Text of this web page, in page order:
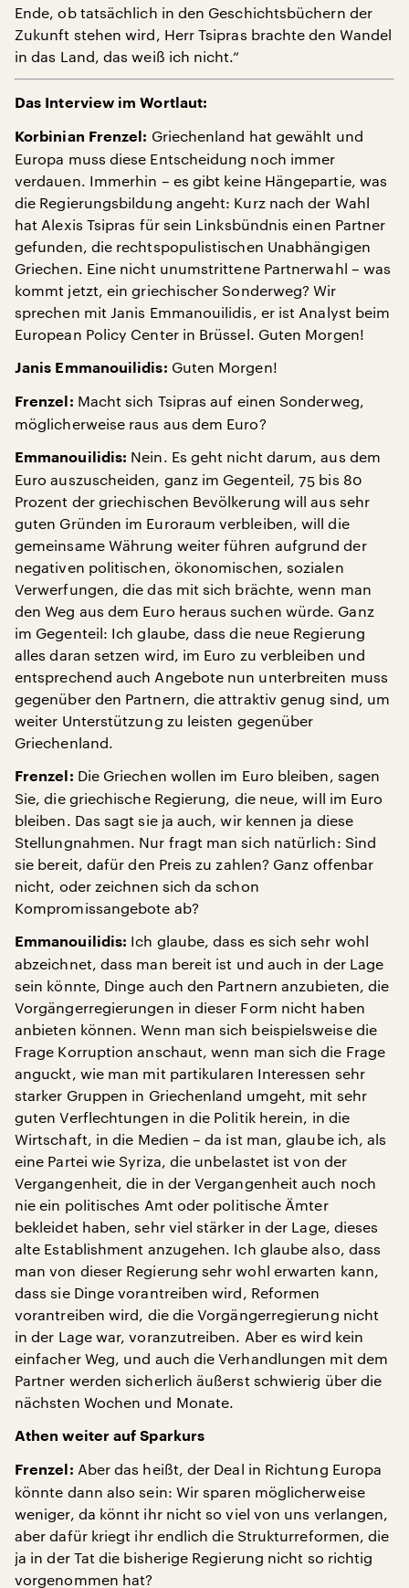
Ende, ob tatsächlich in den Geschichtsbüchern der
Zukunft stehen wird, Herr Tsipras brachte den Wandel
in das Land, das weiß ich nicht.“
Das Interview im Wortlaut:
Korbinian Frenzel: Griechenland hat gewählt und
Europa muss diese Entscheidung noch immer
verdauen. Immerhin – es gibt keine Hängepartie, was
die Regierungsbildung angeht: Kurz nach der Wahl
hat Alexis Tsipras für sein Linksbündnis einen Partner
gefunden, die rechtspopulistischen Unabhängigen
Griechen. Eine nicht unumstrittene Partnerwahl – was
kommt jetzt, ein griechischer Sonderweg? Wir
sprechen mit Janis Emmanouilidis, er ist Analyst beim
European Policy Center in Brüssel. Guten Morgen!
Janis Emmanouilidis: Guten Morgen!
Frenzel: Macht sich Tsipras auf einen Sonderweg,
möglicherweise raus aus dem Euro?
Emmanouilidis: Nein. Es geht nicht darum, aus dem
Euro auszuscheiden, ganz im Gegenteil, 75 bis 80
Prozent der griechischen Bevölkerung will aus sehr
guten Gründen im Euroraum verbleiben, will die
gemeinsame Währung weiter führen aufgrund der
negativen politischen, ökonomischen, sozialen
Verwerfungen, die das mit sich brächte, wenn man
den Weg aus dem Euro heraus suchen würde. Ganz
im Gegenteil: Ich glaube, dass die neue Regierung
alles daran setzen wird, im Euro zu verbleiben und
entsprechend auch Angebote nun unterbreiten muss
gegenüber den Partnern, die attraktiv genug sind, um
weiter Unterstützung zu leisten gegenüber
Griechenland.
Frenzel: Die Griechen wollen im Euro bleiben, sagen
Sie, die griechische Regierung, die neue, will im Euro
bleiben. Das sagt sie ja auch, wir kennen ja diese
Stellungnahmen. Nur fragt man sich natürlich: Sind
sie bereit, dafür den Preis zu zahlen? Ganz offenbar
nicht, oder zeichnen sich da schon
Kompromissangebote ab?
Emmanouilidis: Ich glaube, dass es sich sehr wohl
abzeichnet, dass man bereit ist und auch in der Lage
sein könnte, Dinge auch den Partnern anzubieten, die
Vorgängerregierungen in dieser Form nicht haben
anbieten können. Wenn man sich beispielsweise die
Frage Korruption anschaut, wenn man sich die Frage
anguckt, wie man mit partikularen Interessen sehr
starker Gruppen in Griechenland umgeht, mit sehr
guten Verflechtungen in die Politik herein, in die
Wirtschaft, in die Medien – da ist man, glaube ich, als
eine Partei wie Syriza, die unbelastet ist von der
Vergangenheit, die in der Vergangenheit auch noch
nie ein politisches Amt oder politische Ämter
bekleidet haben, sehr viel stärker in der Lage, dieses
alte Establishment anzugehen. Ich glaube also, dass
man von dieser Regierung sehr wohl erwarten kann,
dass sie Dinge vorantreiben wird, Reformen
vorantreiben wird, die die Vorgängerregierung nicht
in der Lage war, voranzutreiben. Aber es wird kein
einfacher Weg, und auch die Verhandlungen mit dem
Partner werden sicherlich äußerst schwierig über die
nächsten Wochen und Monate.
Athen weiter auf Sparkurs
Frenzel: Aber das heißt, der Deal in Richtung Europa
könnte dann also sein: Wir sparen möglicherweise
weniger, da könnt ihr nicht so viel von uns verlangen,
aber dafür kriegt ihr endlich die Strukturreformen, die
ja in der Tat die bisherige Regierung nicht so richtig
vorgenommen hat?